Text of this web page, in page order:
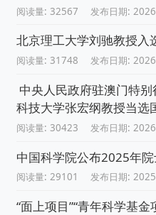
阅读量: 32567 发布日期:
北京理工大学刘驰教授入
阅读量: 31748 发布日期:
中央人民政府驻澳门特
科技大学张宏纲教授当选
阅读量: 30423 发布日期:
中国科学院公布2025年
阅读量: 29101 发布日期:
“面上项目”“青年科学基